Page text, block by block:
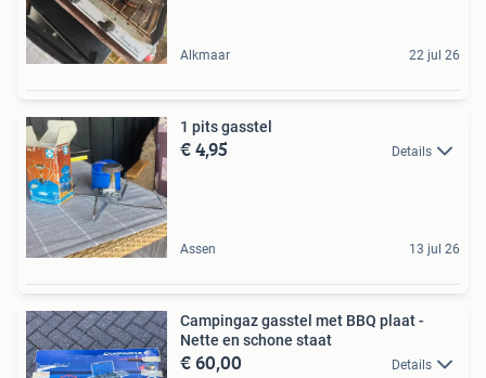
Alkmaar 22 jul 26
1 pits gasstel
€ 4,95 Details
Assen 13 jul 26
Campingaz gasstel met BBQ plaat -
Nette en schone staat
€ 60,00 Details